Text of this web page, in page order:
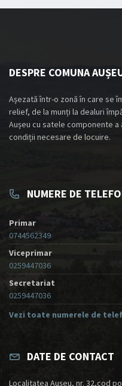
DESPRE COMUNA
Așezată într-o zonă în care se
relief, de la munți la dealuri
Aușeu cu satele componente
condiții necesare de locuire.
NUMERE DE
Primar
0744562349
Viceprimar
0259447036
Secretariat
0259447036
Vezi toate numerele de
DATE DE CONTACT
Localitatea Aușeu, nr. 32,cod